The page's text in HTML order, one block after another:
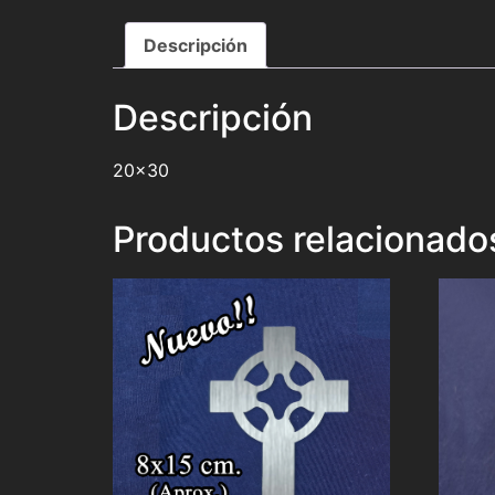
Descripción
Descripción
20×30
Productos